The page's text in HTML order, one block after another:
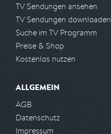
TV Sendungen ansehen
TV Sendungen downloaden
Suche im TV Programm
Preise & Shop
Kostenlos nutzen
ALLGEMEIN
AGB
Datenschutz
Impressum